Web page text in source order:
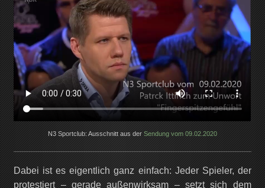
N3 Sportclub: Ausschnitt aus derSendung vom 09.02.2020
Dabei ist es eigentlich ganz einfach: Jeder Spieler, der
protestiert – gerade außenwirksam – setzt sich dem